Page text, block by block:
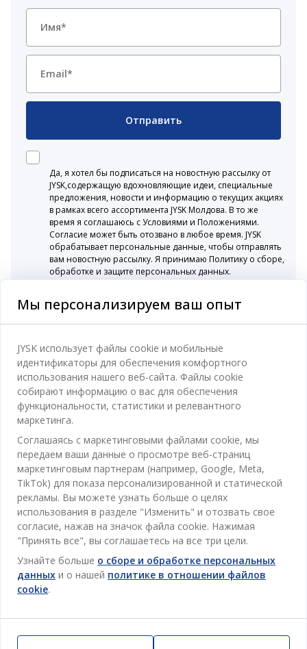
Отправить
Да, я хотел бы подписаться на новостную рассылку от
JYSK,содержащую вдохновляющие идеи, специальные
предложения, новости и информацию о текущих акциях
в рамках всего ассортимента JYSK Молдова. В то же
время я соглашаюсь с Условиями и Положениями.
Согласие может быть отозвано в любое время. JYSK
обрабатывает персональные данные, чтобы отправлять
вам новостную рассылку. Я принимаю Политику о сборе,
обработке и защите персональных данных.
Категории
Спальня
Ванная
Кабинет
Гостиная
Столовая
Хранение
Шторы
Для Сада
Товары для дома
Отдел обслуживания клиентов
Контакты службы поддержки клиентов
Магазины и часы работы
Акции
Пользовательское соглашение
Гарантия цены
Гарантия на продукт
Политика конфиденциальности
Скидочная карта
Преимущества для клиентов
JYSK
Про JYSK
JYSK.com
Пресса
Вакансии
Новостная рассылка
Вдохновение
Полезные ссылки
ОФИС
TAROL-DD S.R.L. ул.Юбилейная, 41A мун. Кишинёв,
Республика Молдова
JYSK BUSINESS TO BUSINESS (B2B)
Продажи и работа с юридическими лицами
Телефон: 060 531 531
E-mail: jysk@jysk.md
JYSK ОБСЛУЖИВАНИЕ КЛИЕНТОВ
Контактный центр для клиентов
Телефон: 022 022 030
Следите за Jysk
Мы персонализируем ваш опыт
JYSK использует файлы cookie и мобильные
идентификаторы для обеспечения комфортного
использования нашего веб-сайта. Файлы cookie
собирают информацию о вас для обеспечения
функциональности, статистики и релевантного
маркетинга.
Соглашаясь с маркетинговыми файлами cookie, мы
передаем ваши данные о просмотре веб-страниц
маркетинговым партнерам (например, Google, Meta,
TikTok) для показа персонализированной и статической
рекламы. Вы можете узнать больше о целях
использования в разделе "Изменить" и отозвать свое
согласие, нажав на значок файла cookie. Нажимая
"Принять все", вы соглашаетесь на все три цели.
Узнайте больше о сборе и обработке персональных
данных и о нашей политике в отношении файлов
cookie.